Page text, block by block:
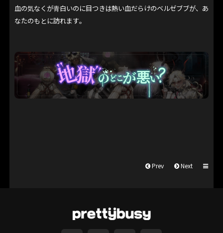
血の気なくが青白いのに目つきは熱い血だらけのベルゼブブが、あ
なたのもとに訪れます。
Prev Next